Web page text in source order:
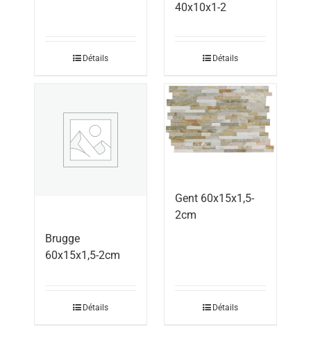
Détails
40x10x1-2
Détails
Brugge
60x15x1,5-2cm
Détails
Gent 60x15x1,5-
2cm
Détails